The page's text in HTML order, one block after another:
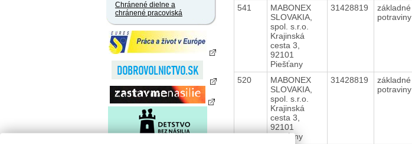
Chránené dielne a
chránené pracoviská
541
MABONEX
SLOVAKIA,
spol. s.r.o.
Krajinská
cesta 3,
92101
Piešťany
31428819
základné
potraviny
520
MABONEX
SLOVAKIA,
spol. s.r.o.
Krajinská
cesta 3,
92101
Piešťany
31428819
základné
potraviny